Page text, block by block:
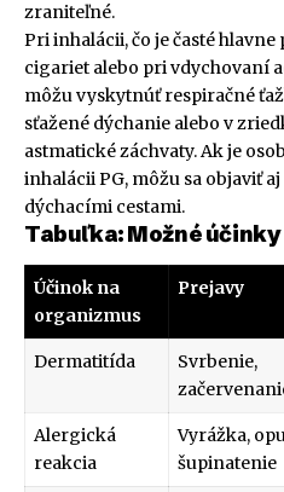
zraniteľné.
Pri inhalácii, čo je časté
cigariet alebo pri vdychovaní
môžu vyskytnúť respiračné
sťažené dýchanie alebo v
astmatické záchvaty. Ak je
inhalácii PG, môžu sa objaviť
dýchacími cestami.
Tabuľka: Možné účinky
Účinok na
organizmus
Prejavy
Dermatitída
Svrbenie,
Alergická
reakcia
Vyrážka,
šupinatenie